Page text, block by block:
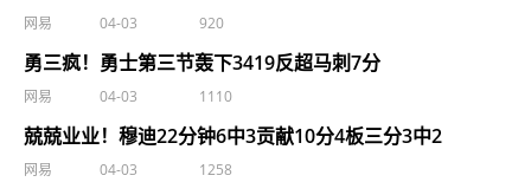
网易 04-03 920
勇三疯！勇士第三节轰下3419反超马刺7分
网易 04-03 1110
兢兢业业！穆迪22分钟6中3贡献10分4板三分3中2
网易 04-03 1258